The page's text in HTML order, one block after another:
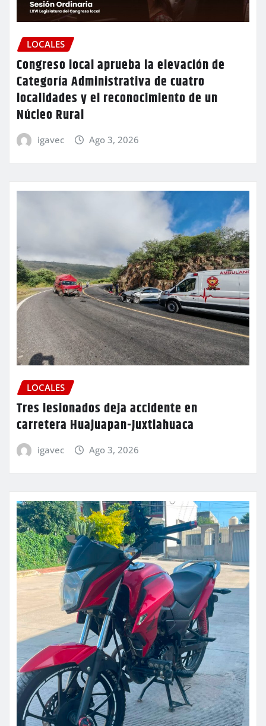
LOCALES
Congreso local aprueba la elevación de
Categoría Administrativa de cuatro
localidades y el reconocimiento de un
Núcleo Rural
igavec Ago 3, 2026
LOCALES
Tres lesionados deja accidente en
carretera Huajuapan-Juxtlahuaca
igavec Ago 3, 2026